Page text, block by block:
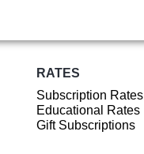
RATES
Subscription Rates
Educational Rates
Gift Subscriptions